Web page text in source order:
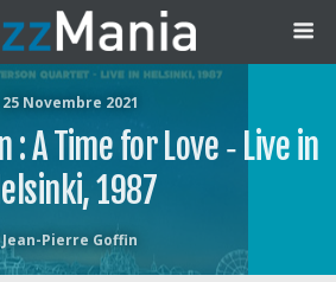
25 Novembre 2021
: A Time for Love ‐ Live in
1987
Jean-Pierre Goffin